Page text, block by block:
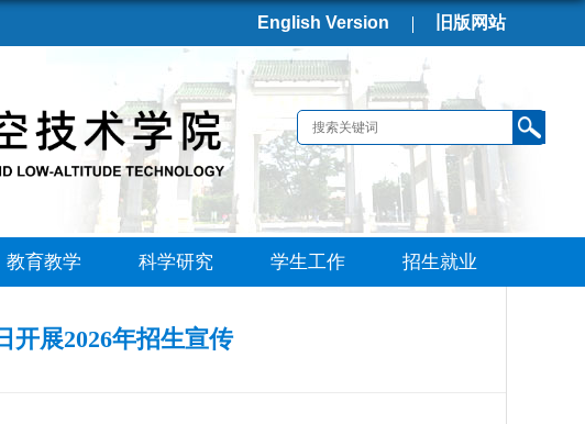
English Version 旧版网站
教育教学 科学研究 学生工作 招生就业
开展2026年招生宣传